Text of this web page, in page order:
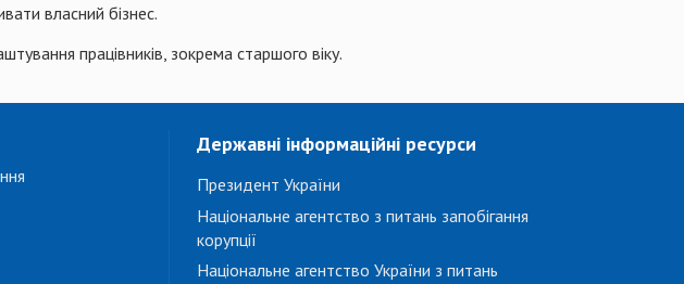
власний бізнес.
працівників, зокрема старшого віку.
Державні інформаційні ресурси
Президент України
Національне агентство з питань запобігання
корупції
Національне агентство України з питань